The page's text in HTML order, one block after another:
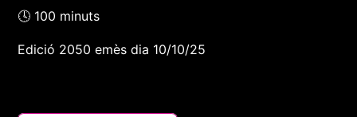
🕓 100 minuts
Edició 2050 emès dia 10/10/25